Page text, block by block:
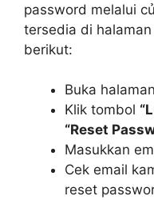
password melalui
tersedia di
berikut:
Buka
Klik tombol
“Reset
Masukkan
Cek email
reset